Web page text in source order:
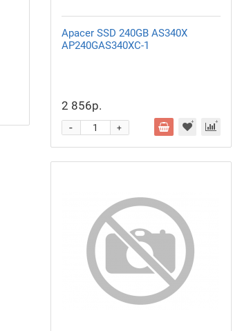
Apacer SSD 240GB AS340X
AP240GAS340XC-1
2 856р.
+
-